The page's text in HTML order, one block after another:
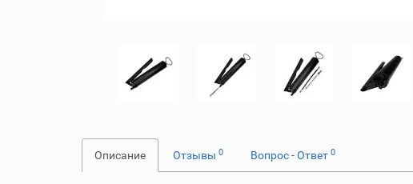
Описание Отзывы 0 Вопрос - Ответ 0